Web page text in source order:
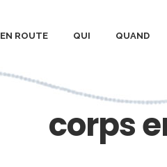
EN ROUTE QUI QUAND
corps